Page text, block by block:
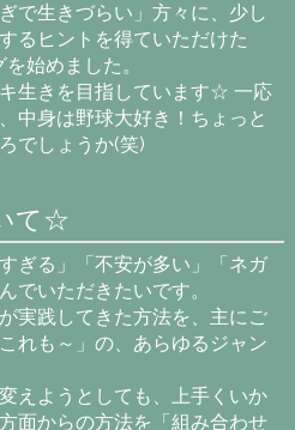
で生きづらい」方々に、少し
るヒントを得ていただけた
始めました。
生きを目指しています☆ 一応
中身は野球大好き！ちょっと
でしょうか(笑)
て☆
ぎる」「不安が多い」「ネガ
でいただきたいです。
実践してきた方法を、主にご
れも～」の、あらゆるジャン
えようとしても、上手くいか
面からの方法を「組み合わせ